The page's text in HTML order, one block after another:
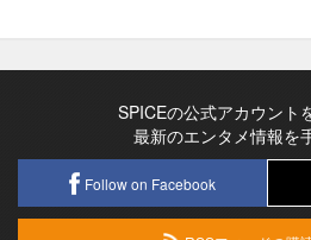
SPICEの公式アカウント
最新のエンタメ情報を
Follow on Facebook